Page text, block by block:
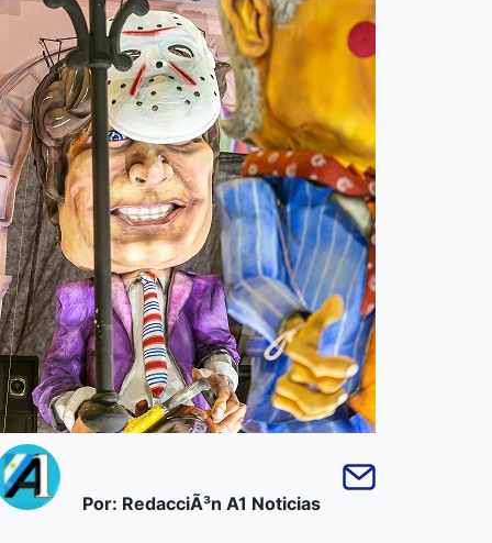
Por: RedacciÃ³n A1 Noticias